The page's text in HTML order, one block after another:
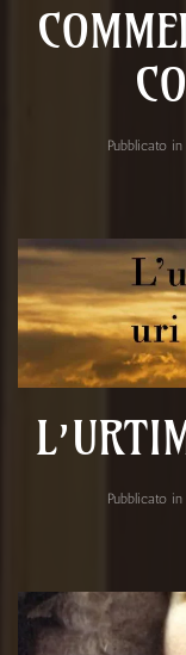
Pubblicato in
Pubblicato in